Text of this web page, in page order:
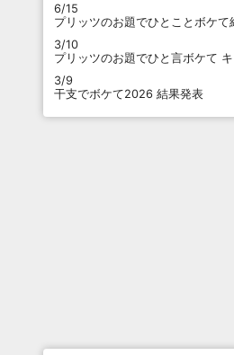
6/15
プリッツのお題でひとことボケて
3/10
プリッツのお題でひと言ボケて
3/9
干支でボケて2026 結果発表